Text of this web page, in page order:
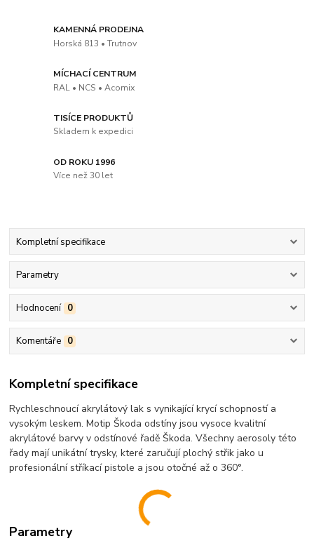
KAMENNÁ PRODEJNA
Horská 813 • Trutnov
MÍCHACÍ CENTRUM
RAL • NCS • Acomix
TISÍCE PRODUKTŮ
Skladem k expedici
OD ROKU 1996
Více než 30 let
Kompletní specifikace
Parametry
Hodnocení 0
Komentáře 0
Kompletní specifikace
Rychleschnoucí akrylátový lak s vynikající krycí schopností a
vysokým leskem. Motip Škoda odstíny jsou vysoce kvalitní
akrylátové barvy v odstínové řadě Škoda. Všechny aerosoly této
řady mají unikátní trysky, které zaručují plochý střik jako u
profesionální stříkací pistole a jsou otočné až o 360°.
Parametry